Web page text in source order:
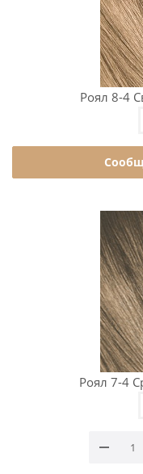
Роял 8-4
Роял 7-4